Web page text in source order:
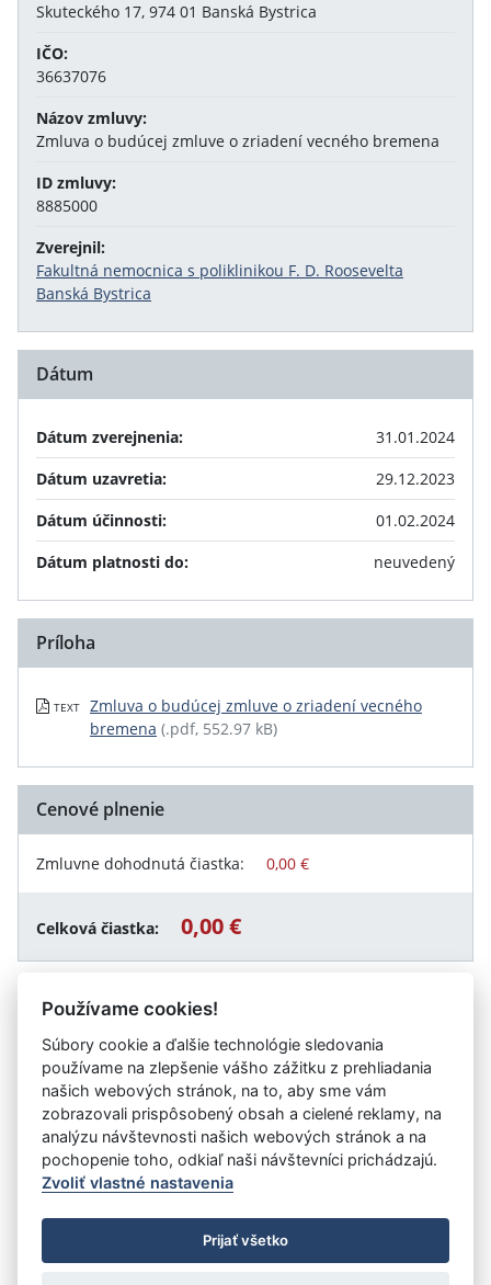
Skuteckého 17, 974 01 Banská Bystrica
IČO:
36637076
Názov zmluvy:
Zmluva o budúcej zmluve o zriadení vecného bremena
ID zmluvy:
8885000
Zverejnil:
Fakultná nemocnica s poliklinikou F. D. Roosevelta
Banská Bystrica
Dátum
Dátum zverejnenia:
31.01.2024
Dátum uzavretia:
29.12.2023
Dátum účinnosti:
01.02.2024
Dátum platnosti do:
neuvedený
Príloha
TEXT
Zmluva o budúcej zmluve o zriadení vecného
bremena (.pdf, 552.97 kB)
Cenové plnenie
Zmluvne dohodnutá čiastka: 0,00 €
Celková čiastka: 0,00 €
Vystavil:Fakultná nemocnica s poliklinikou F. D.
Roosevelta Banská Bystrica
Úrad vlády SR
- Všetky práva vyhradené
Prehlásenie o prístupnosti
Zmluvy do 31.12.2010
Nastavenia cookies
Používame cookies!
Súbory cookie a ďalšie technológie sledovania
používame na zlepšenie vášho zážitku z prehliadania
našich webových stránok, na to, aby sme vám
zobrazovali prispôsobený obsah a cielené reklamy, na
analýzu návštevnosti našich webových stránok a na
pochopenie toho, odkiaľ naši návštevníci prichádzajú.
Zvoliť vlastné nastavenia
Prijať všetko